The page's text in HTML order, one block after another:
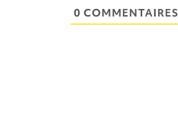
0 COMMENTAIRES